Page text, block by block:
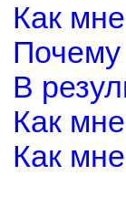
Как
Почему
В
Как
Как